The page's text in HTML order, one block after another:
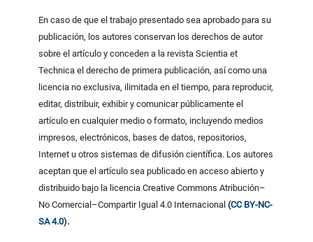
En caso de que el trabajo presentado sea aprobado para su
publicación, los autores conservan los derechos de autor
sobre el artículo y conceden a la revista Scientia et
Technica el derecho de primera publicación, así como una
licencia no exclusiva, ilimitada en el tiempo, para reproducir,
editar, distribuir, exhibir y comunicar públicamente el
artículo en cualquier medio o formato, incluyendo medios
impresos, electrónicos, bases de datos, repositorios,
Internet u otros sistemas de difusión científica. Los autores
aceptan que el artículo sea publicado en acceso abierto y
distribuido bajo la licencia Creative Commons Atribución–
No Comercial–Compartir Igual 4.0 Internacional(CC BY-NC-
SA 4.0).